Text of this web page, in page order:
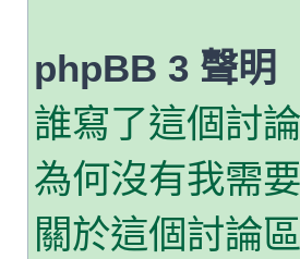
phpBB 3 聲明
誰寫了這個討
為何沒有我需
關於這個討論